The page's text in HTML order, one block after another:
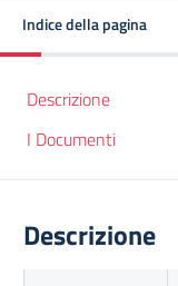
Indice della pagina
Descrizione
I Documenti
Descrizione